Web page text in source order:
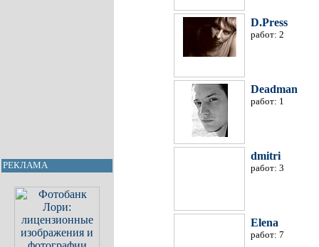
РЕКЛАМА
D.Press
работ: 2
Deadman
работ: 1
dmitri
работ: 3
Elena
работ: 7